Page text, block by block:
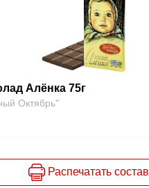
Алёнка 75г
Октябрь"
Распечатать состав